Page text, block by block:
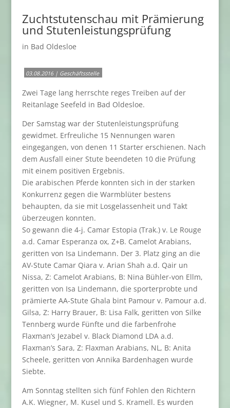
Zuchtstutenschau mit Prämierung
und Stutenleistungsprüfung
in Bad Oldesloe
03.08.2016| Geschäftsstelle
Zwei Tage lang herrschte reges Treiben auf der
Reitanlage Seefeld in Bad Oldesloe.
Der Samstag war der Stutenleistungsprüfung
gewidmet. Erfreuliche 15 Nennungen waren
eingegangen, von denen 11 Starter erschienen. Nach
dem Ausfall einer Stute beendeten 10 die Prüfung
mit einem positiven Ergebnis.
Die arabischen Pferde konnten sich in der starken
Konkurrenz gegen die Warmblüter bestens
behaupten, da sie mit Losgelassenheit und Takt
überzeugen konnten.
So gewann die 4-j. Camar Estopia (Trak.) v. Le Rouge
a.d. Camar Esperanza ox, Z+B. Camelot Arabians,
geritten von Isa Lindemann. Der 3. Platz ging an die
AV-Stute Camar Qiara v. Arian Shah a.d. Qair un
Nissa, Z: Camelot Arabians, B: Nina Bühler-von Ellm,
geritten von Isa Lindemann, die sporterprobte und
prämierte AA-Stute Ghala bint Pamour v. Pamour a.d.
Gilsa, Z: Harry Brauer, B: Lisa Falk, geritten von Silke
Tennberg wurde Fünfte und die farbenfrohe
Flaxman’s Jezabel v. Black Diamond LDA a.d.
Flaxman’s Sara, Z: Flaxman Arabians, NL, B: Anita
Scheele, geritten von Annika Bardenhagen wurde
Siebte.
Am Sonntag stellten sich fünf Fohlen den Richtern
A.K. Wiegner, M. Kusel und S. Kramell. Es wurden